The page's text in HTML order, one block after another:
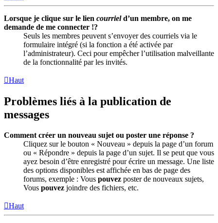
Lorsque je clique sur le lien courrield’un membre, on me
demande de me connecter !?
Seuls les membres peuvent s’envoyer des courriels via le
formulaire intégré (si la fonction a été activée par
l’administrateur). Ceci pour empêcher l’utilisation malveillante
de la fonctionnalité par les invités.
Haut
Problèmes liés à la publication de
messages
Comment créer un nouveau sujet ou poster une réponse ?
Cliquez sur le bouton « Nouveau » depuis la page d’un forum
ou « Répondre » depuis la page d’un sujet. Il se peut que vous
ayez besoin d’être enregistré pour écrire un message. Une liste
des options disponibles est affichée en bas de page des
forums, exemple : Vous pouvez poster de nouveaux sujets,
Vous pouvez joindre des fichiers, etc.
Haut